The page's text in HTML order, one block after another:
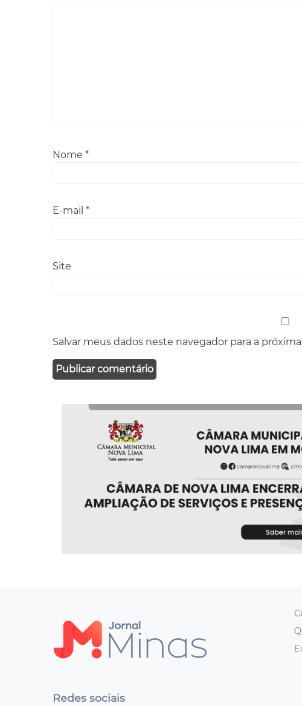
Nome *
E-mail *
Site
Salvar meus dados neste navegador para a
Redes sociais